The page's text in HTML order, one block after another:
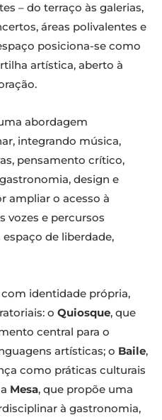
– do terraço às galerias,
áreas polivalentes e
posiciona-se como
artística, aberto à
abordagem
integrando música,
pensamento crítico,
design e
ampliar o acesso à
vozes e percursos
de liberdade,
identidade própria,
o Quiosque, que
central para o
artísticas; o Baile,
como práticas culturais
Mesa, que propõe uma
à gastronomia,